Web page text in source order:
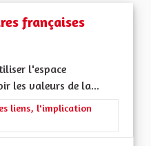
françaises
l'espace
les valeurs de la...
: Les solidarités, les soins
liens, l'implication